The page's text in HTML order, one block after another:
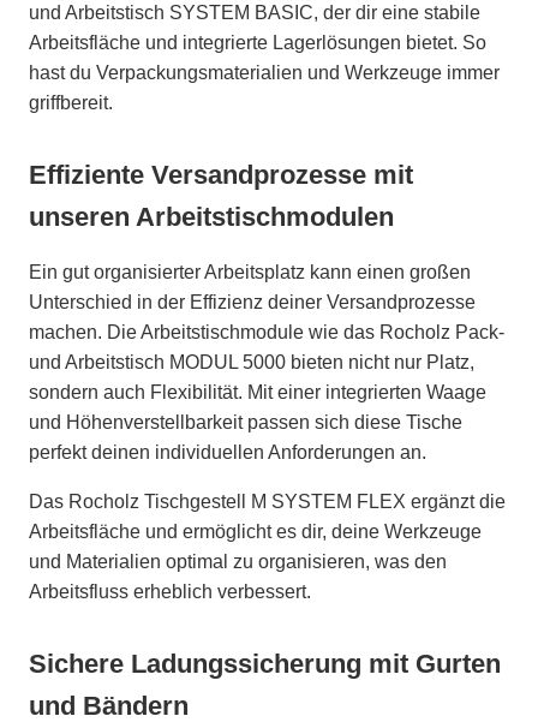
und Arbeitstisch SYSTEM BASIC, der dir eine stabile
Arbeitsfläche und integrierte Lagerlösungen bietet. So
hast du Verpackungsmaterialien und Werkzeuge immer
griffbereit.
Effiziente Versandprozesse mit
unseren Arbeitstischmodulen
Ein gut organisierter Arbeitsplatz kann einen großen
Unterschied in der Effizienz deiner Versandprozesse
machen. Die Arbeitstischmodule wie das Rocholz Pack-
und Arbeitstisch MODUL 5000 bieten nicht nur Platz,
sondern auch Flexibilität. Mit einer integrierten Waage
und Höhenverstellbarkeit passen sich diese Tische
perfekt deinen individuellen Anforderungen an.
Das Rocholz Tischgestell M SYSTEM FLEX ergänzt die
Arbeitsfläche und ermöglicht es dir, deine Werkzeuge
und Materialien optimal zu organisieren, was den
Arbeitsfluss erheblich verbessert.
Sichere Ladungssicherung mit Gurten
und Bändern